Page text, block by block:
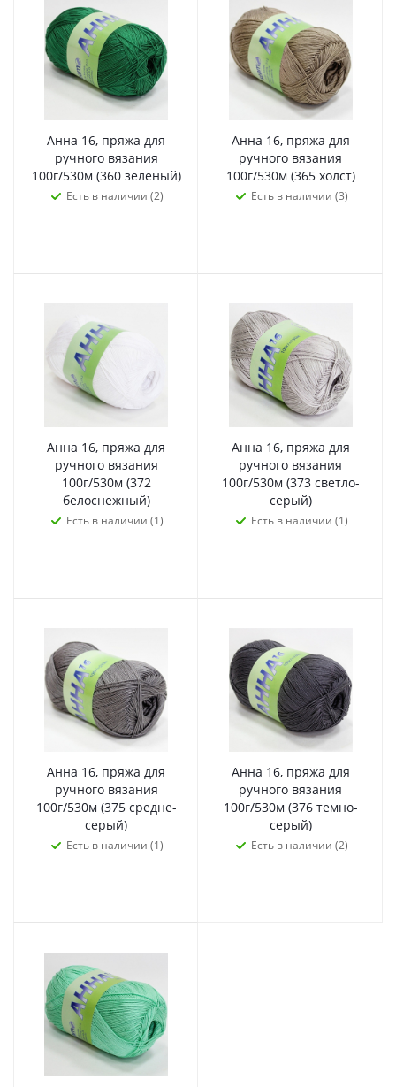
Анна 16, пряжа для
ручного вязания
100г/530м (360 зеленый)
Есть в наличии (2)
Анна 16, пряжа для
ручного вязания
100г/530м (365 холст)
Есть в наличии (3)
Анна 16, пряжа для
ручного вязания
100г/530м (372
белоснежный)
Есть в наличии (1)
Анна 16, пряжа для
ручного вязания
100г/530м (373 светло-
серый)
Есть в наличии (1)
Анна 16, пряжа для
ручного вязания
100г/530м (375 средне-
серый)
Есть в наличии (1)
Анна 16, пряжа для
ручного вязания
100г/530м (376 темно-
серый)
Есть в наличии (2)